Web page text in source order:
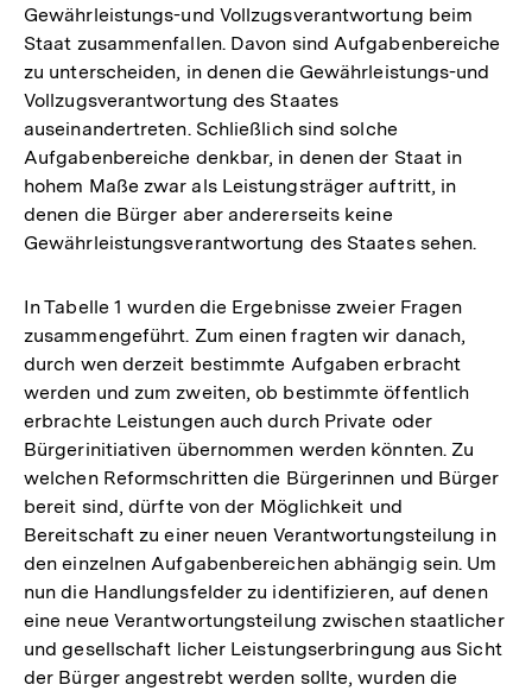
Gewährleistungs-und Vollzugsverantwortung beim
Staat zusammenfallen. Davon sind Aufgabenbereiche
zu unterscheiden, in denen die Gewährleistungs-und
Vollzugsverantwortung des Staates
auseinandertreten. Schließlich sind solche
Aufgabenbereiche denkbar, in denen der Staat in
hohem Maße zwar als Leistungsträger auftritt, in
denen die Bürger aber andererseits keine
Gewährleistungsverantwortung des Staates sehen.
In Tabelle 1 wurden die Ergebnisse zweier Fragen
zusammengeführt. Zum einen fragten wir danach,
durch wen derzeit bestimmte Aufgaben erbracht
werden und zum zweiten, ob bestimmte öffentlich
erbrachte Leistungen auch durch Private oder
Bürgerinitiativen übernommen werden könnten. Zu
welchen Reformschritten die Bürgerinnen und Bürger
bereit sind, dürfte von der Möglichkeit und
Bereitschaft zu einer neuen Verantwortungsteilung in
den einzelnen Aufgabenbereichen abhängig sein. Um
nun die Handlungsfelder zu identifizieren, auf denen
eine neue Verantwortungsteilung zwischen staatlicher
und gesellschaft­ licher Leistungserbringung aus Sicht
der Bürger angestrebt werden sollte, wurden die